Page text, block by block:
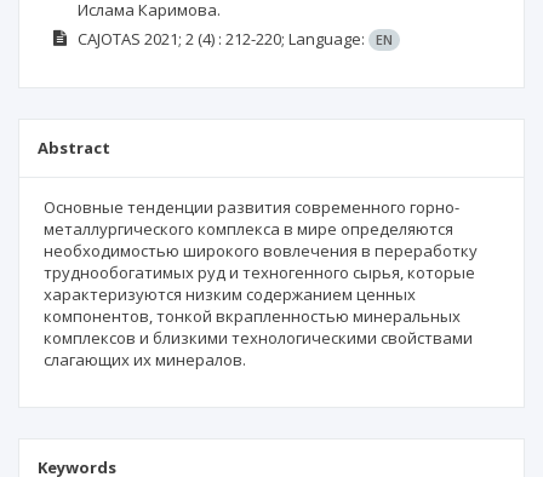
Ислама Каримова.
CAJOTAS 2021; 2(4) : 212-220; Language: EN
Abstract
Основные тенденции развития современного горно-
металлургического комплекса в мире определяются
необходимостью широкого вовлечения в переработку
труднообогатимых руд и техногенного сырья, которые
характеризуются низким содержанием ценных
компонентов, тонкой вкрапленностью минеральных
комплексов и близкими технологическими свойствами
слагающих их минералов.
Keywords